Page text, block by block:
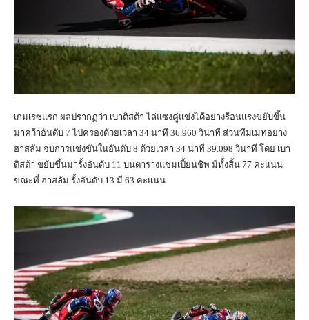
เกมเรซแรก ผลปรากฏว่า เบาติสต้า ไล่แซงคู่แข่งได้อย่างร้อนแรงขยับขึ้น
มาคว้าอันดับ 7 ไปครองด้วยเวลา 34 นาที 36.960 วินาที ส่วนทีมเมทอย่าง
ฮาสลัม จบการแข่งขันในอันดับ 8 ด้วยเวลา 34 นาที 39.098 วินาที โดย เบา
ติสต้า ขยับขึ้นมารั้งอันดับ 11 บนตารางแชมเปี้ยนชิพ มีทั้งสิ้น 77 คะแนน
ขณะที่ ฮาสลัม รั้งอันดับ 13 มี 63 คะแนน